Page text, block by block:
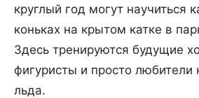
круглый год могут научиться
коньках на крытом катке в
Здесь тренируются будущие
фигуристы и просто любители
льда.